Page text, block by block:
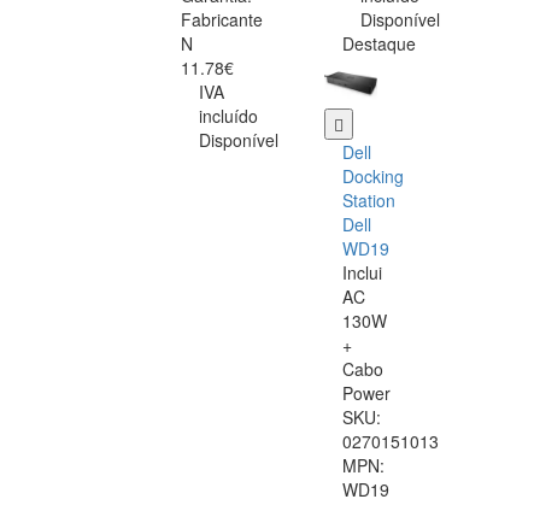
Fabricante
N
11.78€
IVA
incluído
Disponível
Disponível
Destaque
Dell
Docking
Station
Dell
WD19
Inclui
AC
130W
+
Cabo
Power
SKU:
0270151013
MPN:
WD19